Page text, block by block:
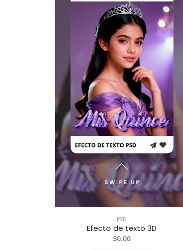
PSD
Efecto de texto 3D
$0.00